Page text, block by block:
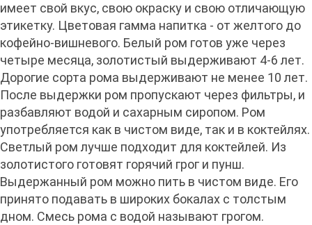
имеет свой вкус, свою окраску и свою отличающую
этикетку. Цветовая гамма напитка - от желтого до
кофейно-вишневого. Белый ром готов уже через
четыре месяца, золотистый выдерживают 4-6 лет.
Дорогие сорта рома выдерживают не менее 10 лет.
После выдержки ром пропускают через фильтры, и
разбавляют водой и сахарным сиропом. Ром
употребляется как в чистом виде, так и в коктейлях.
Светлый ром лучше подходит для коктейлей. Из
золотистого готовят горячий грог и пунш.
Выдержанный ром можно пить в чистом виде. Его
принято подавать в широких бокалах с толстым
дном. Смесь рома с водой называют грогом.